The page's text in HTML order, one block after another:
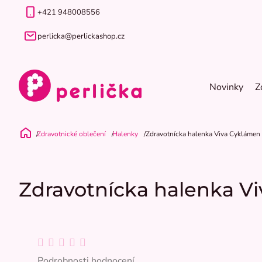
+421 948008556
perlicka@perlickashop.cz
Novinky
Domů
Zdravotnické oblečení Halenky Zdravotnícka halenka Viva Cyklámen
Zdravotnícka halenka
Průměrné
hodnocení